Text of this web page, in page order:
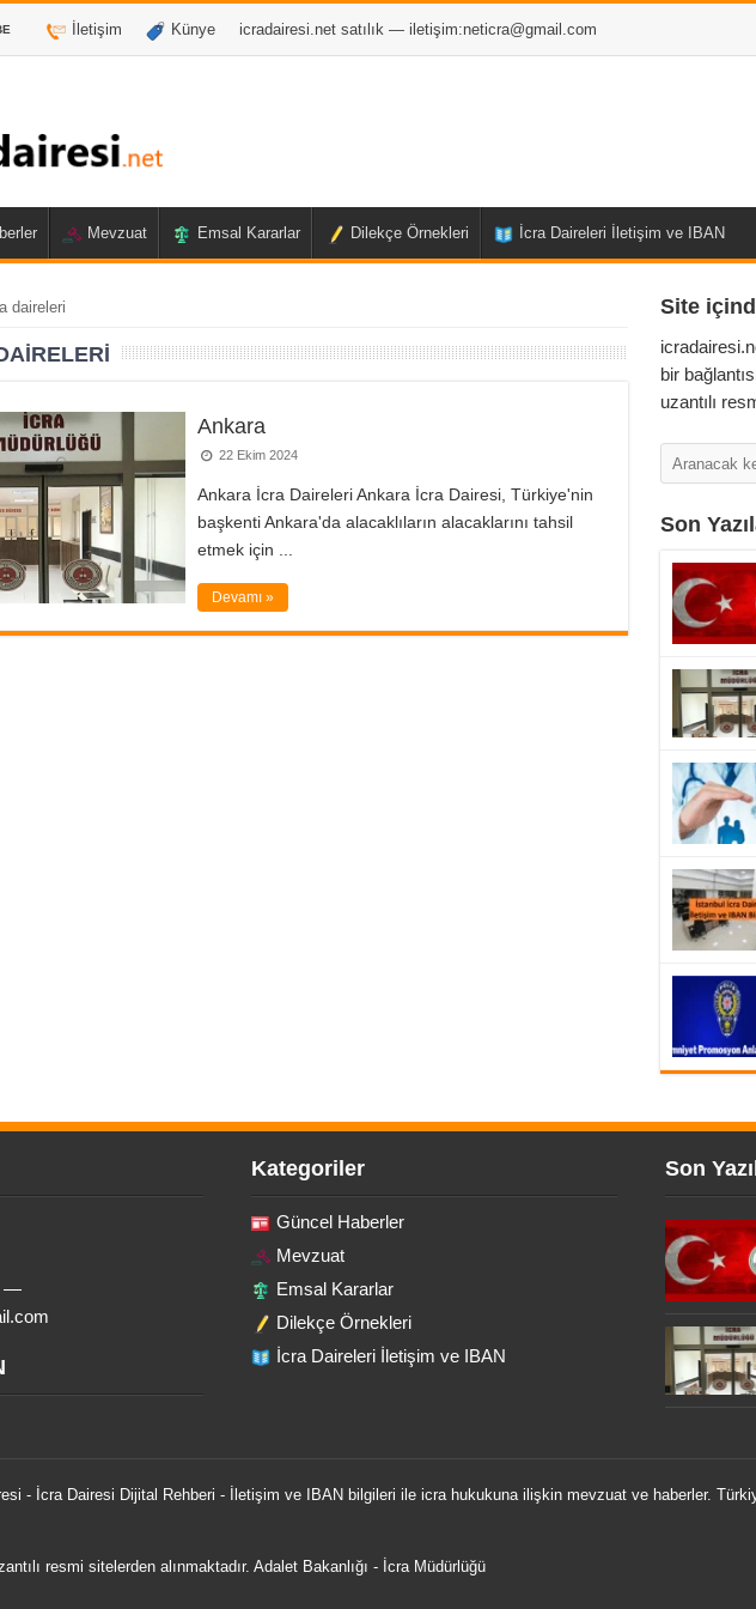
İletişim Künye icradairesi.net satılık — iletişim:neticra@gmail.com
Mevzuat Emsal Kararlar Dilekçe Örnekleri İcra Daireleri İletişim ve IBAN
daireleri
Ankara
22 Ekim 2024
Ankara İcra Daireleri Ankara İcra Dairesi, Türkiye'nin
başkenti Ankara'da alacaklıların alacaklarını tahsil
etmek için ...
Devamı »
Site
bir
uzantılı
Son
—
Kategoriler
Güncel Haberler
Mevzuat
Emsal Kararlar
Dilekçe Örnekleri
İcra Daireleri İletişim ve IBAN
Son
- İcra Dairesi Dijital Rehberi - İletişim ve IBAN bilgileri ile icra hukukuna ilişkin mevzuat ve haberler.
resmi sitelerden alınmaktadır. Adalet Bakanlığı - İcra Müdürlüğü